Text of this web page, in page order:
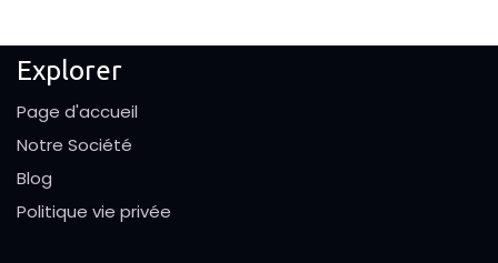
Explorer
Page d'accueil
Notre Société
Blog
Politique vie privée